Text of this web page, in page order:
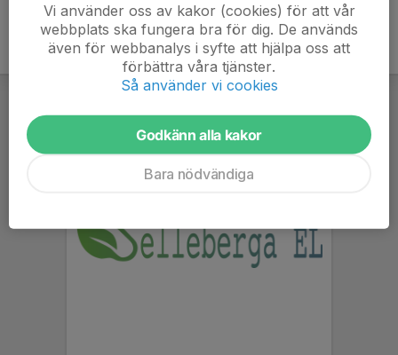
Vi använder oss av kakor (cookies) för att vår
webbplats ska fungera bra för dig. De används
även för webbanalys i syfte att hjälpa oss att
förbättra våra tjänster.
Så använder vi cookies
Godkänn alla kakor
Bara nödvändiga